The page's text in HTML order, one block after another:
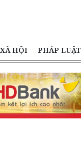
XÃ HỘI PHÁP LUẬT